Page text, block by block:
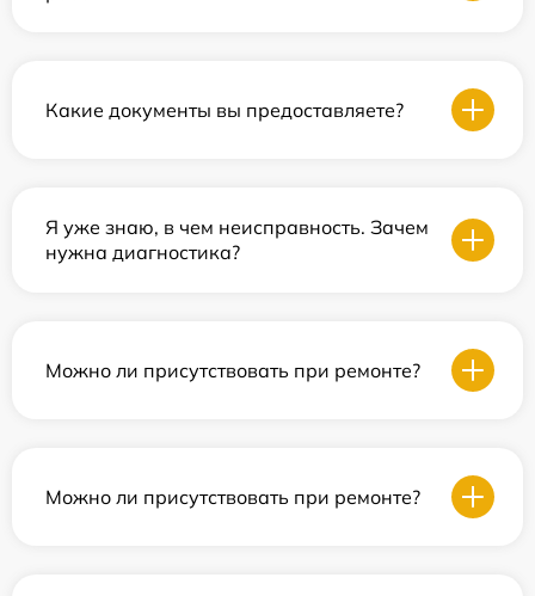
Какие документы вы предоставляете?
Я уже знаю, в чем неисправность. Зачем
нужна диагностика?
Можно ли присутствовать при ремонте?
Можно ли присутствовать при ремонте?